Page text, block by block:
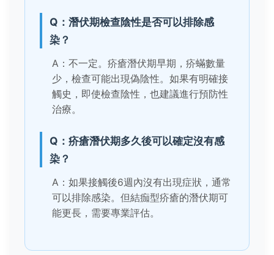
Q：潛伏期檢查陰性是否可以排除感
染？
A：不一定。疥瘡潛伏期早期，疥蟎數量
少，檢查可能出現偽陰性。如果有明確接
觸史，即使檢查陰性，也建議進行預防性
治療。
Q：疥瘡潛伏期多久後可以確定沒有感
染？
A：如果接觸後6週內沒有出現症狀，通常
可以排除感染。但結痂型疥瘡的潛伏期可
能更長，需要專業評估。